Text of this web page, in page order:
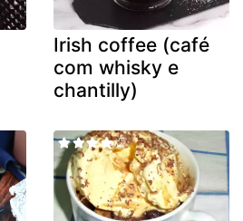
Irish coffee (café
com whisky e
chantilly)